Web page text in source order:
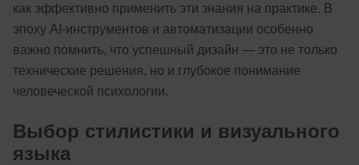
как эффективно применить эти знания на практике. В
эпоху AI-инструментов и автоматизации особенно
важно помнить, что успешный дизайн — это не только
технические решения, но и глубокое понимание
человеческой психологии.
Выбор стилистики и визуального
языка